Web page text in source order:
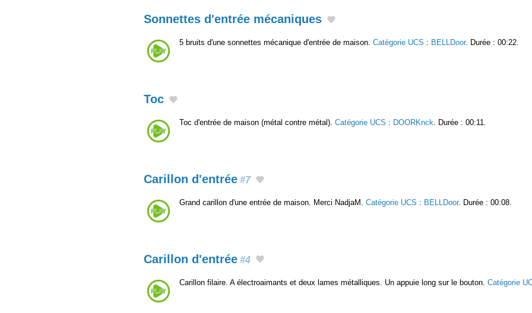
Sonnettes d'entrée mécaniques
5 bruits d'une sonnettes mécanique d'entrée de maison. Catégorie UCS : BELLDoor. Durée : 00:22.
Toc
Toc d'entrée de maison (métal contre métal). Catégorie UCS : DOORKnck . Durée : 00:11.
Carillon d'entrée #7
Grand carillon d'une entrée de maison. Merci NadjaM. Catégorie UCS : BELLDoor. Durée : 00:08.
Carillon d'entrée #4
Carillon filaire. A électroaimants et deux lames métalliques. Un appuie long sur le bouton. Catégorie